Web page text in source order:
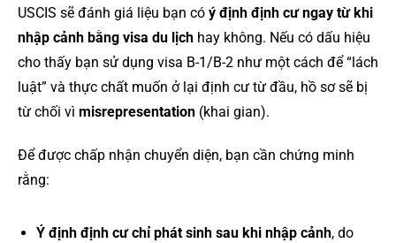
USCIS sẽ đánh giá liệu bạn có ý định định cư ngay từ khi
nhập cảnh bằng visa du lịch hay không. Nếu có dấu hiệu
cho thấy bạn sử dụng visa B-1/B-2 như một cách để “lách
luật” và thực chất muốn ở lại định cư từ đầu, hồ sơ sẽ bị
từ chối vì misrepresentation (khai gian).
Để được chấp nhận chuyển diện, bạn cần chứng minh
rằng:
Ý định định cư chỉ phát sinh sau khi nhập cảnh, do